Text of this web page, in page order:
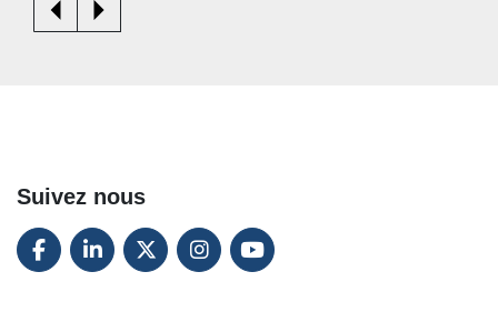
Suivez nous
FACEBOOK
LINKEDINTWITTERINSTAGRAM
YOUTUBE